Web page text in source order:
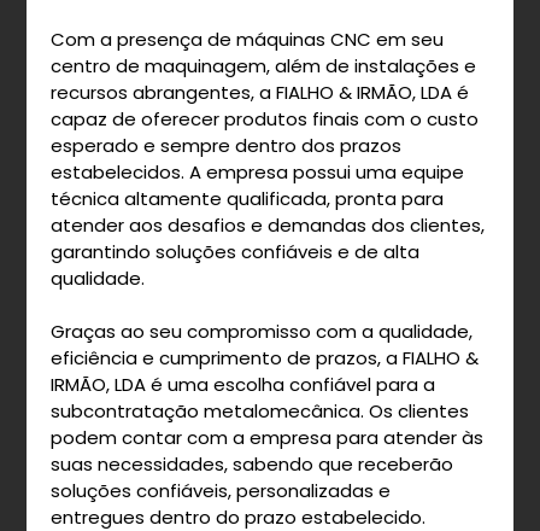
Com a presença de máquinas CNC em seu
centro de maquinagem, além de instalações e
recursos abrangentes, a FIALHO & IRMÃO, LDA é
capaz de oferecer produtos finais com o custo
esperado e sempre dentro dos prazos
estabelecidos. A empresa possui uma equipe
técnica altamente qualificada, pronta para
atender aos desafios e demandas dos clientes,
garantindo soluções confiáveis e de alta
qualidade.
Graças ao seu compromisso com a qualidade,
eficiência e cumprimento de prazos, a FIALHO &
IRMÃO, LDA é uma escolha confiável para a
subcontratação metalomecânica. Os clientes
podem contar com a empresa para atender às
suas necessidades, sabendo que receberão
soluções confiáveis, personalizadas e
entregues dentro do prazo estabelecido.